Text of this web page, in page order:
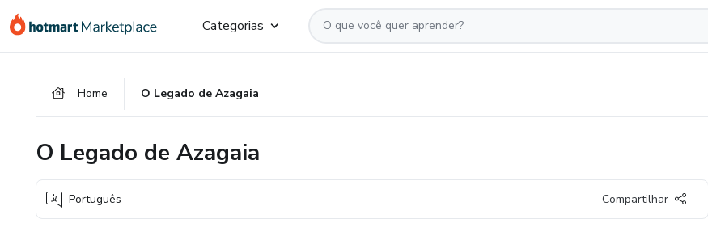
para
para
para
Categorias
Home O Legado de Azagaia
O Legado de Azagaia
Português Compartilhar